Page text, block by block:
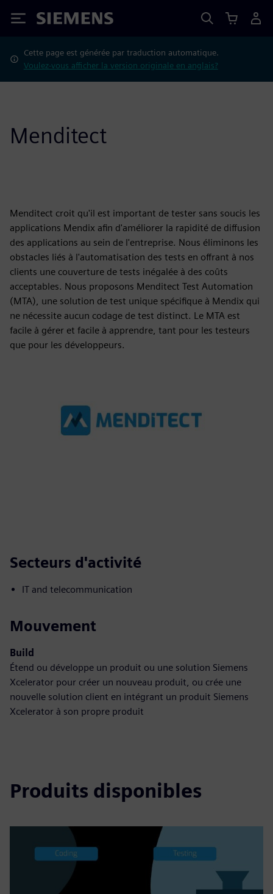
Siemens
Cette page est générée par traduction automatique.
Voulez-vous afficher la version originale en anglais?
Menditect
Menditect croit qu'il est important de tester sans soucis les
applications Mendix afin d'améliorer la rapidité de diffusion
des applications au sein de l'entreprise. Nous éliminons les
obstacles liés à l'automatisation des tests en offrant à nos
clients une couverture de tests inégalée à des coûts
acceptables. Nous proposons Menditect Test Automation
(MTA), une solution de test unique spécifique à Mendix qui
ne nécessite aucun codage de test distinct. Le MTA est
facile à gérer et facile à apprendre, tant pour les testeurs
que pour les développeurs.
Secteurs d'activité
IT and telecommunication
Mouvement
Build
Étend ou développe un produit ou une solution Siemens
Xcelerator pour créer un nouveau produit, ou crée une
nouvelle solution client en intégrant un produit Siemens
Xcelerator à son propre produit
Produits disponibles